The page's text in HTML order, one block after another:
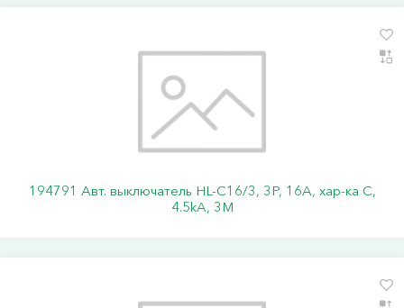
194791 Авт. выключатель HL-C16/3, 3P, 16A, хар-ка C,
4.5kA, 3M